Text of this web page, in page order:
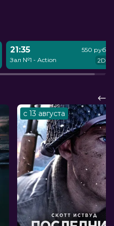
21:35
Зал №1 - Action
550 руб.
2D
с 13 августа